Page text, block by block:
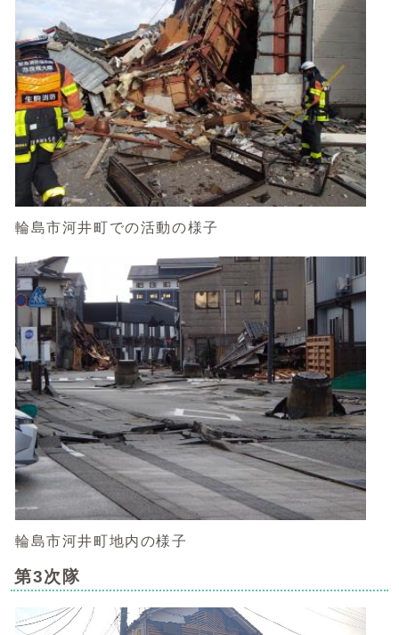
輪島市河井町での活動の様子
輪島市河井町地内の様子
第3次隊